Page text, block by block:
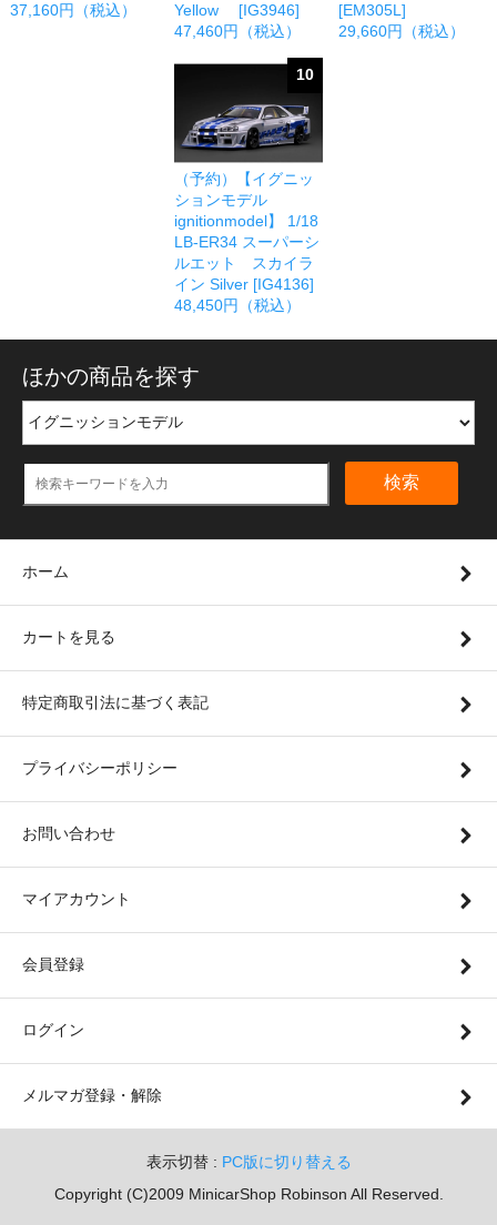
37,160円（税込）
Yellow [IG3946]
47,460円（税込）
[EM305L]
29,660円（税込）
10
（予約）【イグニッ
ションモデル
ignitionmodel】 1/18
LB-ER34 スーパーシ
ルエット スカイラ
イン Silver [IG4136]
48,450円（税込）
ほかの商品を探す
検索
ホーム
カートを見る
特定商取引法に基づく表記
プライバシーポリシー
お問い合わせ
マイアカウント
会員登録
ログイン
メルマガ登録・解除
表示切替 : PC版に切り替える
Copyright (C)2009 MinicarShop Robinson All Reserved.